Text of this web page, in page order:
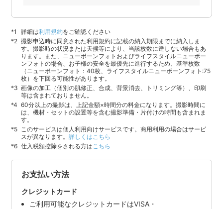
詳細は利用規約をご確認ください
撮影申込時に同意された利用規約に記載の納入期限までに納入しま
す。撮影時の状況または天候等により、当該枚数に達しない場合もあ
ります。また、ニューボーンフォトおよびライフスタイルニューボー
ンフォトの場合、お子様の安全を最優先に進行するため、基準枚数
（ニューボーンフォト：40枚、ライフスタイルニューボーンフォト:75
枚）を下回る可能性があります。
画像の加工（個別の肌修正、合成、背景消去、トリミング等）、印刷
等は含まれておりません。
60分以上の撮影は、上記金額×時間分の料金になります。撮影時間に
は、機材・セットの設置等を含む撮影準備・片付けの時間も含まれま
す。
このサービスは個人利用向けサービスです。商用利用の場合はサービ
スが異なります。詳しくはこちら
仕入税額控除をされる方は こちら
お支払い方法
クレジットカード
ご利用可能なクレジットカードはVISA・